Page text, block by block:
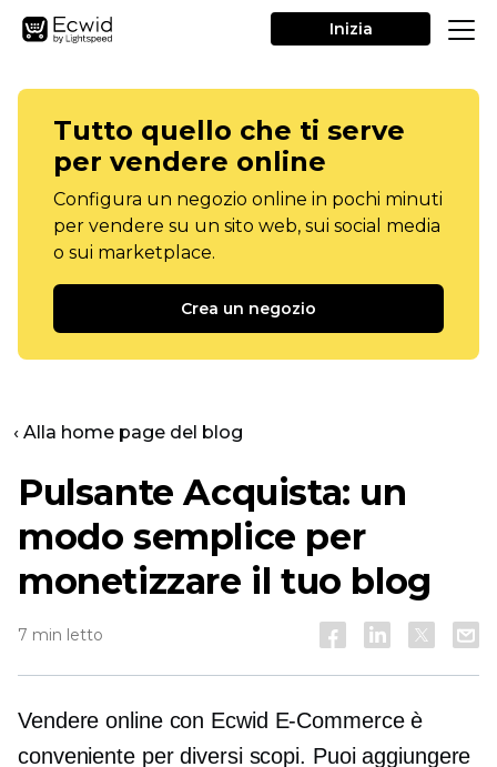
Inizia
Tutto quello che ti serve
per vendere online
Configura un negozio online in pochi minuti
per vendere su un sito web, sui social media
o sui marketplace.
Crea un negozio
‹ Alla home page del blog
Pulsante Acquista: un
modo semplice per
monetizzare il tuo blog
7 min letto
Vendere online con Ecwid E-Commerceè
conveniente per diversi scopi. Puoi aggiungere